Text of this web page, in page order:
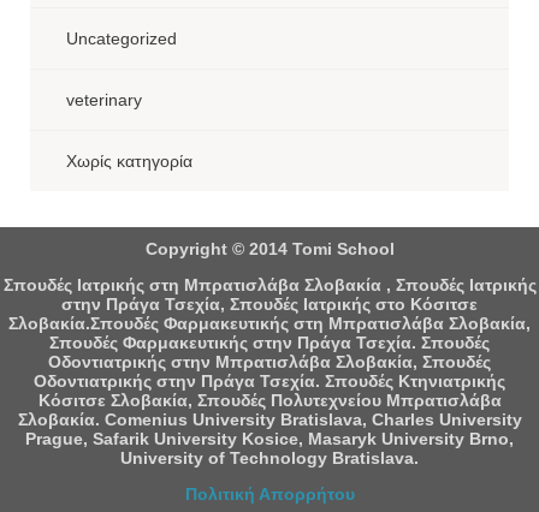
Uncategorized
veterinary
Χωρίς κατηγορία
Copyright © 2014 Tomi School
Σπουδές Ιατρικής στη Μπρατισλάβα Σλοβακία , Σπουδές Ιατρικής
στην Πράγα Τσεχία, Σπουδές Ιατρικής στο Κόσιτσε
Σλοβακία.Σπουδές Φαρμακευτικής στη Μπρατισλάβα Σλοβακία,
Σπουδές Φαρμακευτικής στην Πράγα Τσεχία. Σπουδές
Οδοντιατρικής στην Μπρατισλάβα Σλοβακία, Σπουδές
Οδοντιατρικής στην Πράγα Τσεχία. Σπουδές Κτηνιατρικής
Κόσιτσε Σλοβακία, Σπουδές Πολυτεχνείου Μπρατισλάβα
Σλοβακία. Comenius University Bratislava, Charles University
Prague, Safarik University Kosice, Masaryk University Brno,
University of Technology Bratislava.
Πολιτική Απορρήτου